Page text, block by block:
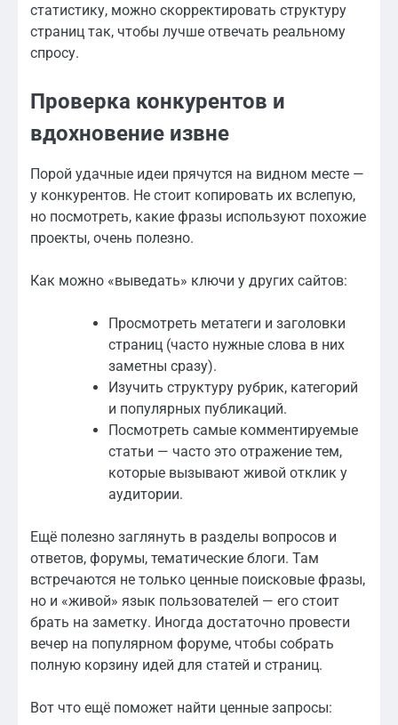
статистику, можно скорректировать структуру
страниц так, чтобы лучше отвечать реальному
спросу.
Проверка конкурентов и
вдохновение извне
Порой удачные идеи прячутся на видном месте —
у конкурентов. Не стоит копировать их вслепую,
но посмотреть, какие фразы используют похожие
проекты, очень полезно.
Как можно «выведать» ключи у других сайтов:
Просмотреть метатеги и заголовки
страниц (часто нужные слова в них
заметны сразу).
Изучить структуру рубрик, категорий
и популярных публикаций.
Посмотреть самые комментируемые
статьи — часто это отражение тем,
которые вызывают живой отклик у
аудитории.
Ещё полезно заглянуть в разделы вопросов и
ответов, форумы, тематические блоги. Там
встречаются не только ценные поисковые фразы,
но и «живой» язык пользователей — его стоит
брать на заметку. Иногда достаточно провести
вечер на популярном форуме, чтобы собрать
полную корзину идей для статей и страниц.
Вот что ещё поможет найти ценные запросы: